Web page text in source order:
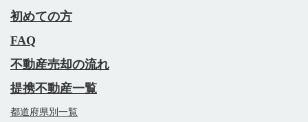
初めての方
FAQ
不動産売却の流れ
提携不動産一覧
都道府県別一覧